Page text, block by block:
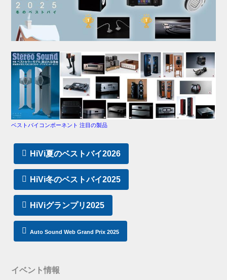
ベストバイコンポーネント 注目の製品
HiVi夏のベストバイ2026
HiVi冬のベストバイ2025
HiViグランプリ2025
Auto Sound Web Grand Prix 2025
イベント情報